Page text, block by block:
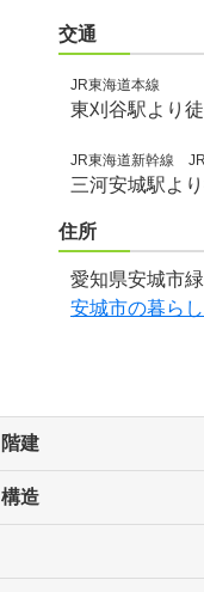
交通
JR東海道本線
東刈谷駅より
JR東海道新幹線
三河安城駅よ
住所
愛知県安城市
安城市の暮ら
階建
構造